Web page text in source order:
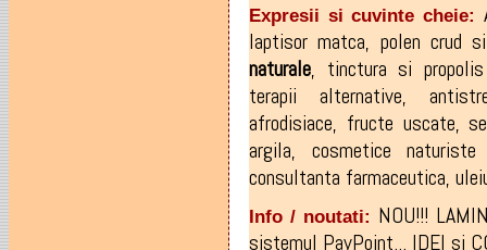
Expresii si cuvinte cheie:
laptisor matca, polen crud
naturale, tinctura si
terapii alternative,
afrodisiace, fructe uscate,
argila, cosmetice naturiste
consultanta farmaceutica,
Info / noutati: NOU!!!
sistemul PayPoint... IDEI si